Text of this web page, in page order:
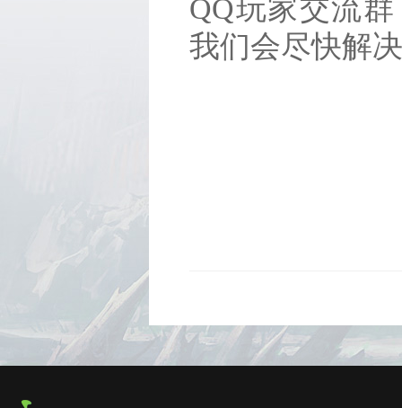
QQ玩家交流
我们会尽快解